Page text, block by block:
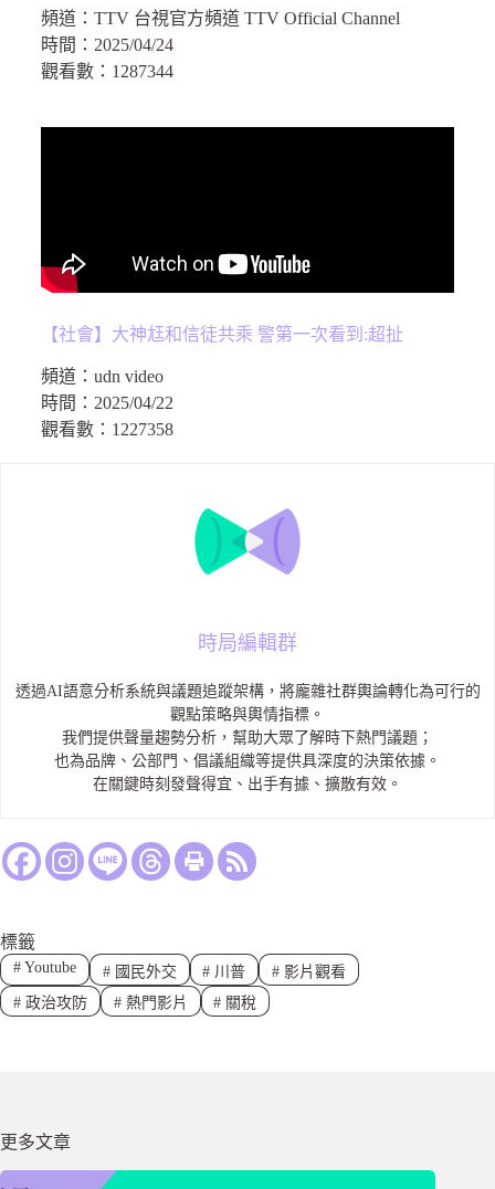
頻道： TTV 台視官方頻道 TTV Official Channel
時間： 2025/04/24
觀看數： 1287344
【社會】大神尪和信徒共乘 警第一次看到:超扯
頻道： udn video
時間： 2025/04/22
觀看數： 1227358
時局編輯群
透過AI語意分析系統與議題追蹤架構，將龐雜社群輿論轉化為可行的
觀點策略與輿情指標。
我們提供聲量趨勢分析，幫助大眾了解時下熱門議題；
也為品牌、公部門、倡議組織等提供具深度的決策依據。
在關鍵時刻發聲得宜、出手有據、擴散有效。
標籤
#Youtube #國民外交 # 川普 # 影片觀看
#政治攻防 #熱門影片 # 關稅
更多文章